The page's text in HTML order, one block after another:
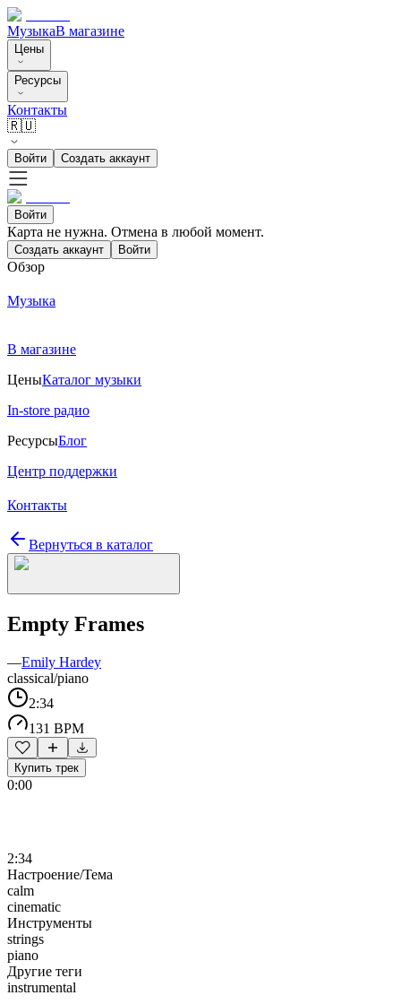
МузыкаВ магазине
Цены
Ресурсы
Контакты
🇷🇺
Войти Создать аккаунт
Войти
Карта не нужна. Отмена в любой момент.
Создать аккаунт Войти
Обзор
Музыка
В магазине
ЦеныКаталог музыки
In-store радио
РесурсыБлог
Центр поддержки
Контакты
Вернуться в каталог
Empty Frames
—Emily Hardey
classical/piano
2:34
131 BPM
Купить трек
0:00
2:34
Настроение/Тема
calm
cinematic
Инструменты
strings
piano
Другие теги
instrumental